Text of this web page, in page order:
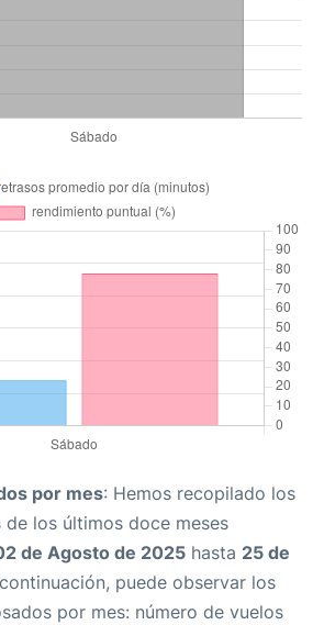
por mes: Hemos recopilado los
los últimos doce meses
de Agosto de 2025 hasta 25 de
puede observar los
por mes: número de vuelos